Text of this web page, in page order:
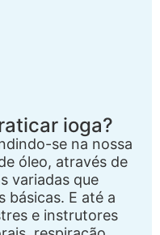
ioga?
se na nossa
óleo, através de
variadas que
básicas. E até a
e instrutores